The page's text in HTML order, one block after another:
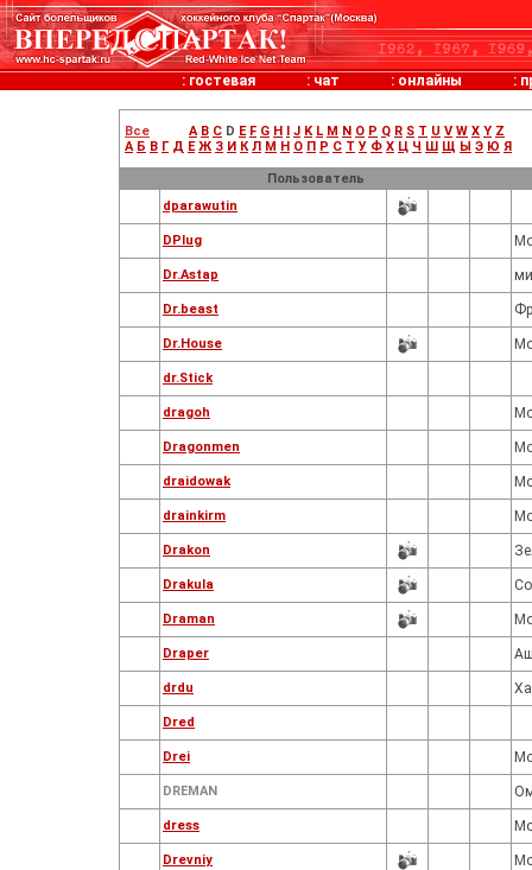
: гостевая : чат : онлайны :
Все A B C D E F G H I J K L M N O P Q R S T U V W X Y Z
А Б В Г Д Е Ж З И К Л М Н О П Р С Т У Ф Х Ц Ч Ш Щ Ы Э Ю Я
Пользователь
dparawutin
DPlug
Dr.Astap
Dr.beast
Dr.House
dr.Stick
dragoh
Dragonmen
draidowak
drainkirm
Drakon
Drakula
Draman
Draper
drdu
Dred
Drei
DREMAN
dress
Drevniy